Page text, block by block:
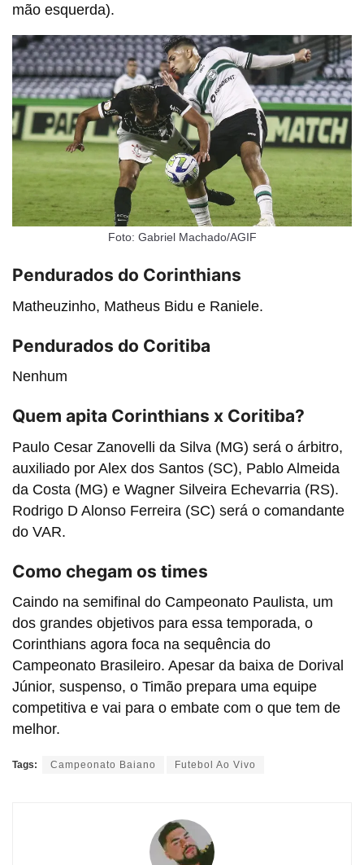
mão esquerda).
Foto: Gabriel Machado/AGIF
Pendurados do Corinthians
Matheuzinho, Matheus Bidu e Raniele.
Pendurados do Coritiba
Nenhum
Quem apita Corinthians x Coritiba?
Paulo Cesar Zanovelli da Silva (MG) será o árbitro,
auxiliado por Alex dos Santos (SC), Pablo Almeida
da Costa (MG) e Wagner Silveira Echevarria (RS).
Rodrigo D Alonso Ferreira (SC) será o comandante
do VAR.
Como chegam os times
Caindo na semifinal do Campeonato Paulista, um
dos grandes objetivos para essa temporada, o
Corinthians agora foca na sequência do
Campeonato Brasileiro. Apesar da baixa de Dorival
Júnior, suspenso, o Timão prepara uma equipe
competitiva e vai para o embate com o que tem de
melhor.
Tags: Campeonato Baiano Futebol Ao Vivo